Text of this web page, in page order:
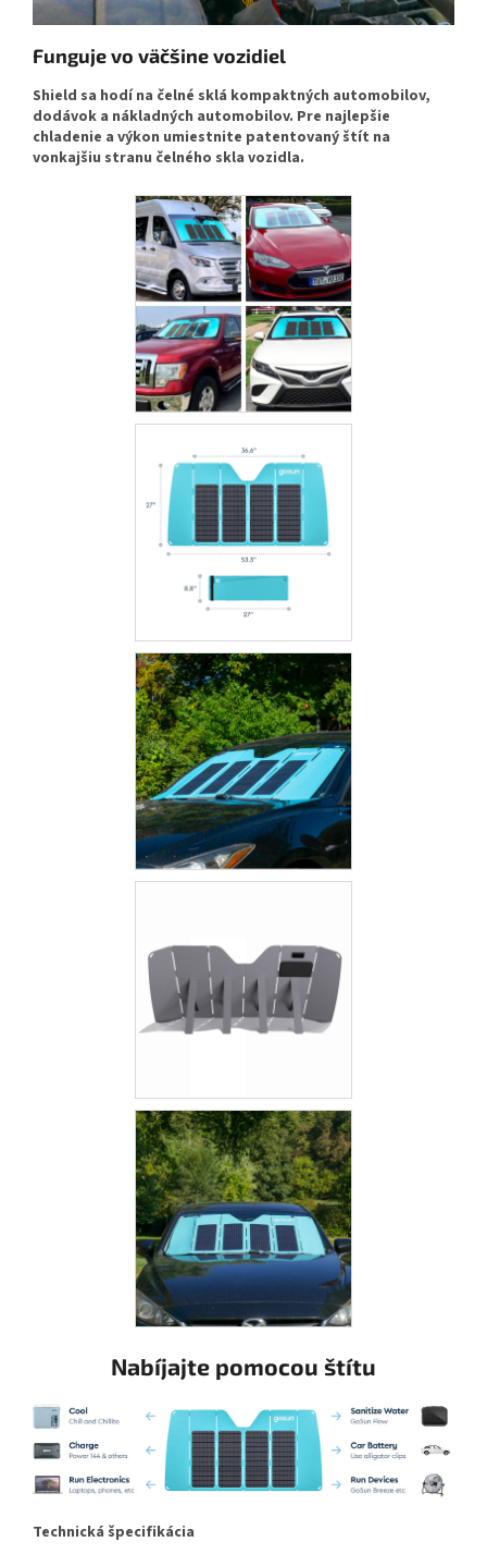
Funguje vo väčšine vozidiel
Shield sa hodí na čelné sklá kompaktných automobilov,
dodávok a nákladných automobilov. Pre najlepšie
chladenie a výkon umiestnite patentovaný štít na
vonkajšiu stranu čelného skla vozidla.
Nabíjajte pomocou štítu
Technická špecifikácia